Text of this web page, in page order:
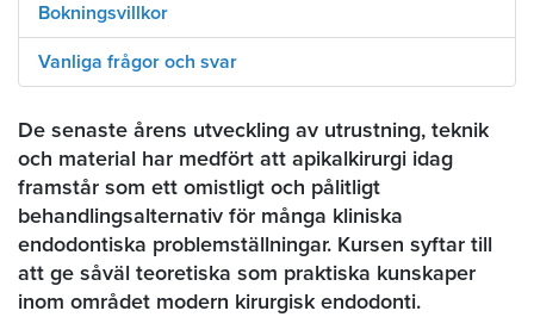
Bokningsvillkor
Vanliga frågor och svar
De senaste årens utveckling av utrustning, teknik
och material har medfört att apikalkirurgi idag
framstår som ett omistligt och pålitligt
behandlingsalternativ för många kliniska
endodontiska problemställningar. Kursen syftar till
att ge såväl teoretiska som praktiska kunskaper
inom området modern kirurgisk endodonti.